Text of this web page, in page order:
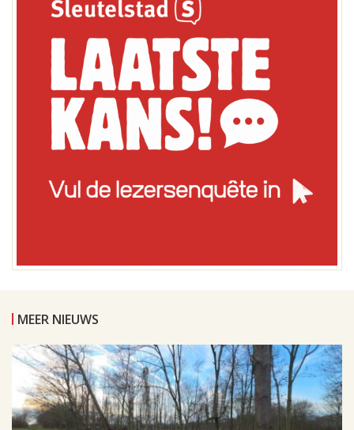
MEER NIEUWS